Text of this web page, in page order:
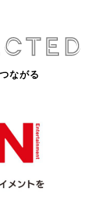
ながる